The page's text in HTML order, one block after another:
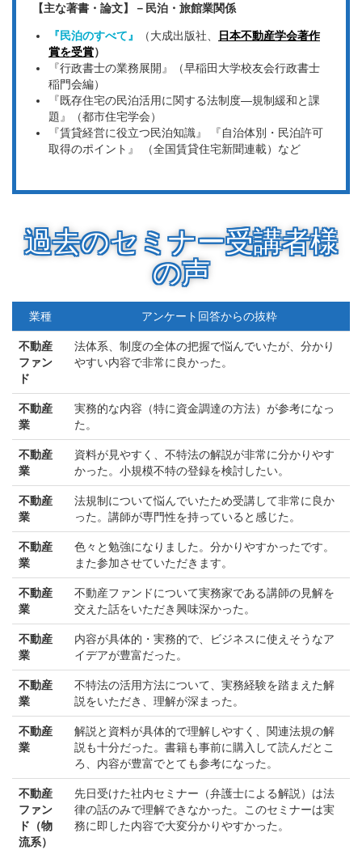
【主な著書・論文】－民泊・旅館業関係
『民泊のすべて』 （大成出版社、 日本不動産学会著作
賞を受賞）
『行政書士の業務展開』（早稲田大学校友会行政書士
稲門会編）
『既存住宅の民泊活用に関する法制度―規制緩和と課
題』（都市住宅学会）
『賃貸経営に役立つ民泊知識』 『自治体別・民泊許可
取得のポイント』 （全国賃貸住宅新聞連載）など
過去のセミナー受講者様
の声
業種 アンケート回答からの抜粋
不動産
ファン
ド
法体系、制度の全体の把握で悩んでいたが、分かり
やすい内容で非常に良かった。
不動産
業
実務的な内容（特に資金調達の方法）が参考になっ
た。
不動産
業
資料が見やすく、不特法の解説が非常に分かりやす
かった。小規模不特の登録を検討したい。
不動産
業
法規制について悩んでいたため受講して非常に良か
った。講師が専門性を持っていると感じた。
不動産
業
色々と勉強になりました。分かりやすかったです。
また参加させていただきます。
不動産
業
不動産ファンドについて実務家である講師の見解を
交えた話をいただき興味深かった。
不動産
業
内容が具体的・実務的で、ビジネスに使えそうなア
イデアが豊富だった。
不動産
業
不特法の活用方法について、実務経験を踏まえた解
説をいただき、理解が深まった。
不動産
業
解説と資料が具体的で理解しやすく、関連法規の解
説も十分だった。書籍も事前に購入して読んだとこ
ろ、内容が豊富でとても参考になった。
不動産
ファン
ド（物
流系）
先日受けた社内セミナー（弁護士による解説）は法
律の話のみで理解できなかった。このセミナーは実
務に即した内容で大変分かりやすかった。